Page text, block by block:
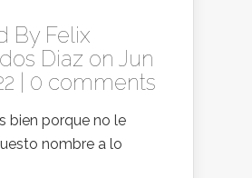
By Felix
Diaz on Jun
| 0 comments
bien porque no le
nombre a lo